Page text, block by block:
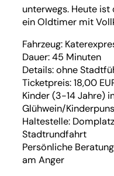
unterwegs. Heute
ein Oldtimer mit
Fahrzeug:
Dauer: 45 Minuten
Details: ohne
Ticketpreis: 18,00
Kinder (3-14 Jahre)
Glühwein/
Haltestelle:
Stadtrundfahrt
Persönliche
am Anger